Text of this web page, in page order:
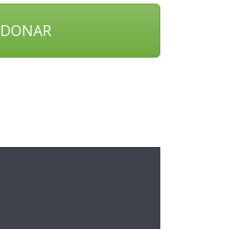
DONAR